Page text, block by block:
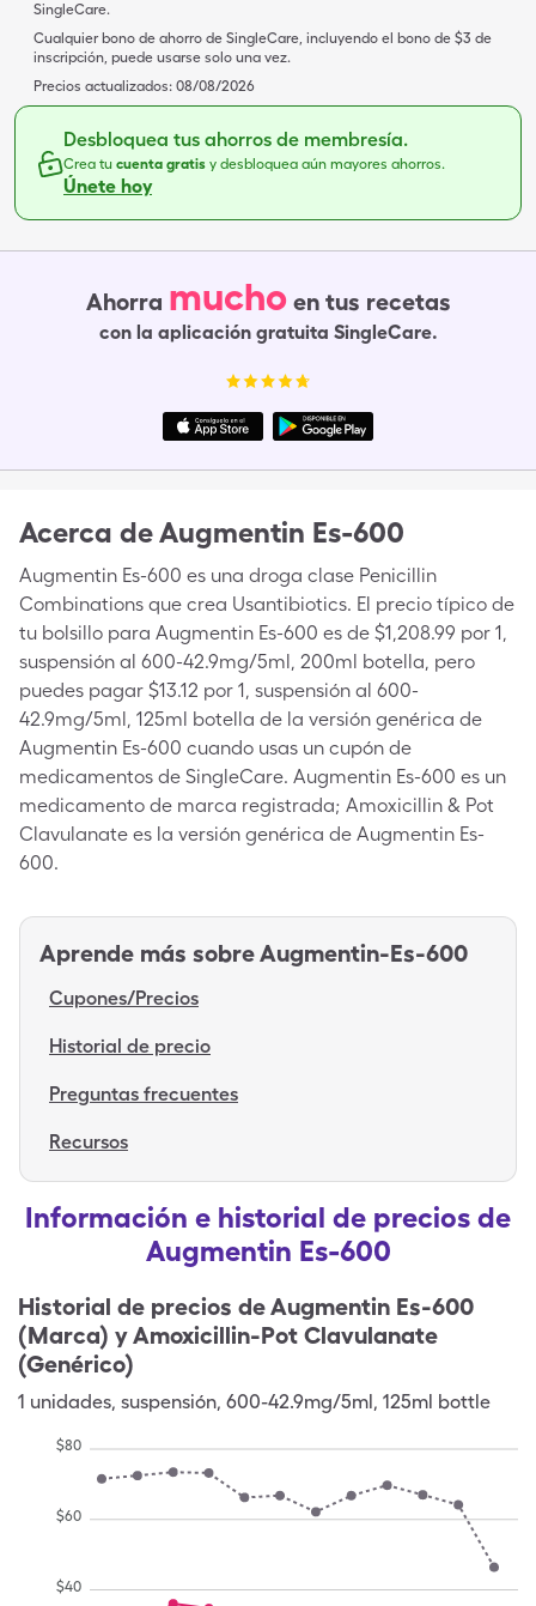
SingleCare.
Cualquier bono de ahorro de SingleCare, incluyendo el bono de $3 de
inscripción, puede usarse solo una vez.
Precios actualizados: 08/08/2026
Desbloquea tus ahorros de membresía.
Crea tu cuenta gratis y desbloquea aún mayores ahorros.
Únete hoy
Ahorra mucho en tus recetas
con la aplicación gratuita SingleCare.
Acerca deAugmentin Es-600
Augmentin Es-600 es una droga clase Penicillin
Combinations que crea Usantibiotics. El precio típico de
tu bolsillo para Augmentin Es-600 es de $1,208.99 por 1,
suspensión al 600-42.9mg/5ml, 200ml botella, pero
puedes pagar $13.12 por 1, suspensión al 600-
42.9mg/5ml, 125ml botella de la versión genérica de
Augmentin Es-600 cuando usas un cupón de
medicamentos de SingleCare. Augmentin Es-600 es un
medicamento de marca registrada; Amoxicillin & Pot
Clavulanate es la versión genérica de Augmentin Es-
600.
Aprende más sobreAugmentin-Es-600
Cupones/Precios
Historial de precio
Preguntas frecuentes
Recursos
Información e historial de precios de
Augmentin Es-600
Historial de precios deAugmentin Es-600
(Marca) y Amoxicillin-Pot Clavulanate
(Genérico)
1 unidades, suspensión, 600-42.9mg/5ml, 125ml bottle
$40
$60
$80